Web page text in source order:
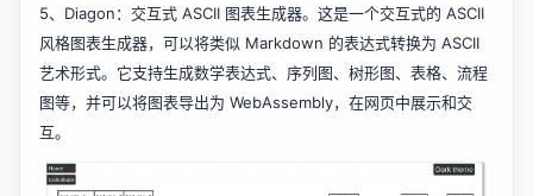
5、 Diagon：交互式 ASCII 图表生成器。这是一个交互式的 ASCII
风格图表生成器，可以将类似 Markdown 的表达式转换为 ASCII
艺术形式。它支持生成数学表达式、序列图、树形图、表格、流程
图等，并可以将图表导出为 WebAssembly，在网页中展示和交
互。